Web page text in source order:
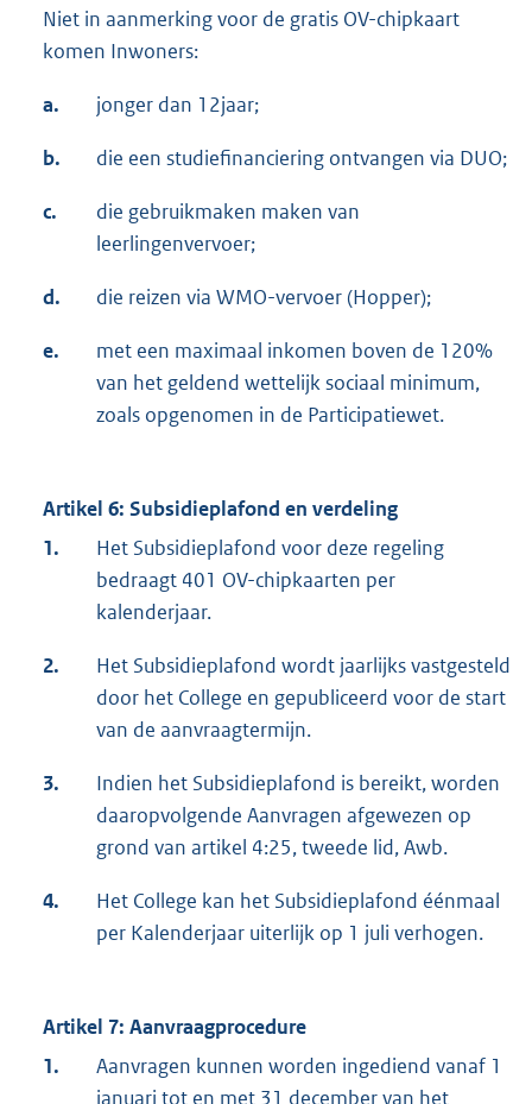
Niet in aanmerking voor de gratis OV-chipkaart
komen Inwoners:
a. jonger dan 12jaar;
b. die een studiefinanciering ontvangen via DUO;
c.
die gebruikmaken maken van
leerlingenvervoer;
d. die reizen via WMO-vervoer (Hopper);
e.
met een maximaal inkomen boven de 120%
van het geldend wettelijk sociaal minimum,
zoals opgenomen in de Participatiewet.
Artikel 6: Subsidieplafond en verdeling
1.
Het Subsidieplafond voor deze regeling
bedraagt 401 OV-chipkaarten per
kalenderjaar.
2.
Het Subsidieplafond wordt jaarlijks vastgesteld
door het College en gepubliceerd voor de start
van de aanvraagtermijn.
3.
Indien het Subsidieplafond is bereikt, worden
daaropvolgende Aanvragen afgewezen op
grond van artikel 4:25, tweede lid, Awb.
4.
Het College kan het Subsidieplafond éénmaal
per Kalenderjaar uiterlijk op 1 juli verhogen.
Artikel 7: Aanvraagprocedure
1.
Aanvragen kunnen worden ingediend vanaf 1
januari tot en met 31 december van het